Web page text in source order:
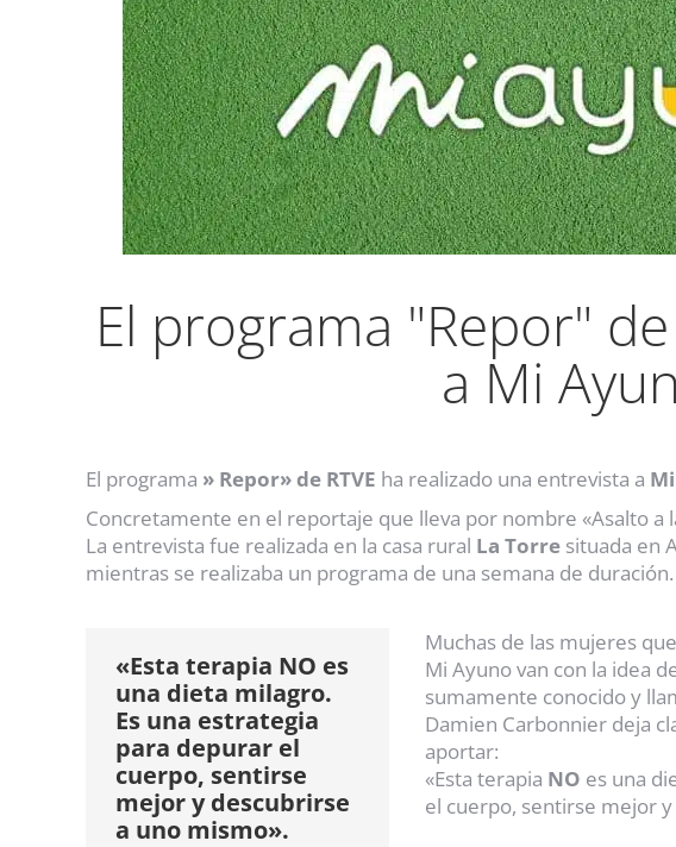
El programa "Repor"
a Mi
El programa » Repor» de RTVE ha realizado una entrevista a
Concretamente en el reportaje que lleva por nombre «Asalto a
La entrevista fue realizada en la casa rural La Torre situada en
mientras se realizaba un programa de una semana de duración.
«Esta terapia NO es
una dieta milagro.
Es una estrategia
para depurar el
cuerpo, sentirse
mejor y descubrirse
a uno mismo».
Muchas de las mujeres
Mi Ayuno van con la idea
sumamente conocido y
Damien Carbonnier deja
aportar:
«Esta terapia NO es una
el cuerpo, sentirse mejor